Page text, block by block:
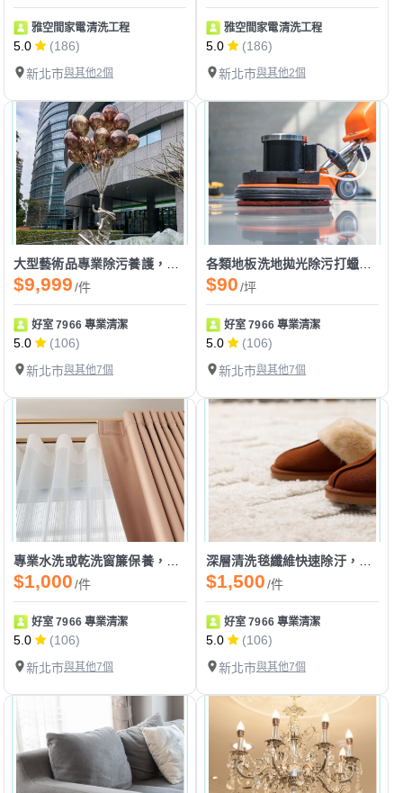
雅空間家電清洗工程
5.0
(186)
新北市與其他2個
雅空間家電清洗工程
5.0
(186)
新北市與其他2個
$9,999/件
好室 7966 專業清潔
5.0
(106)
新北市與其他7個
各類地板洗地拋光除污打蠟，恢復地面亮麗保護層
$90/坪
好室 7966 專業清潔
5.0
(106)
新北市與其他7個
$1,000/件
好室 7966 專業清潔
5.0
(106)
新北市與其他7個
$1,500/件
好室 7966 專業清潔
5.0
(106)
新北市與其他7個